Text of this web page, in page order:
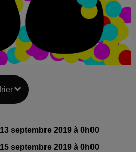
13 septembre 2019 à 0h00
15 septembre 2019 à 0h00